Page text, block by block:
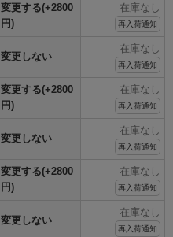
変更する(+2800
円)
在庫なし
再入荷通知
変更しない
在庫なし
再入荷通知
変更する(+2800
円)
在庫なし
再入荷通知
変更しない
在庫なし
再入荷通知
変更する(+2800
円)
在庫なし
再入荷通知
変更しない
在庫なし
再入荷通知